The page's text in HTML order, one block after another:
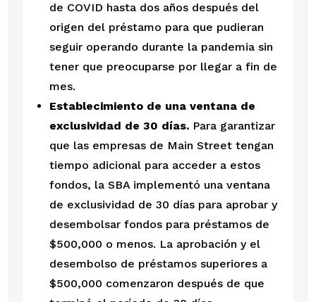
de COVID hasta dos años después del
origen del préstamo para que pudieran
seguir operando durante la pandemia sin
tener que preocuparse por llegar a fin de
mes.
Establecimiento de una ventana de
exclusividad de 30 días. Para garantizar
que las empresas de Main Street tengan
tiempo adicional para acceder a estos
fondos, la SBA implementó una ventana
de exclusividad de 30 días para aprobar y
desembolsar fondos para préstamos de
$500,000 o menos. La aprobación y el
desembolso de préstamos superiores a
$500,000 comenzaron después de que